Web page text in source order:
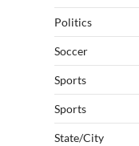
Politics
Soccer
Sports
Sports
State/City